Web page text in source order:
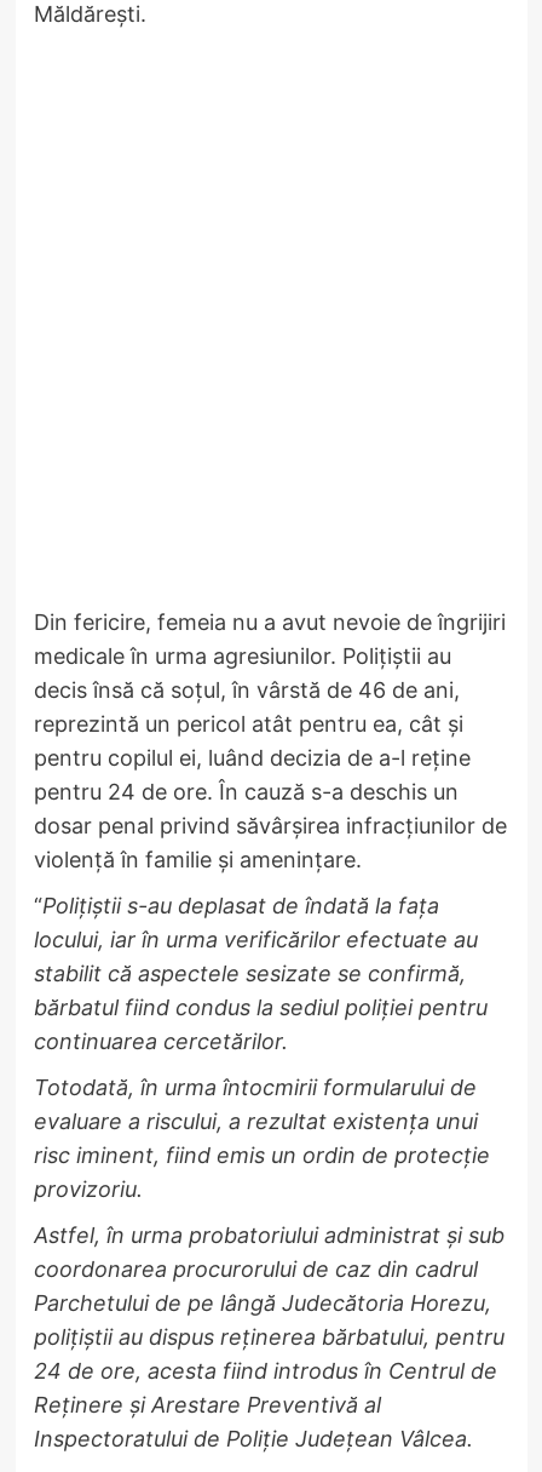
Măldărești.
Din fericire, femeia nu a avut nevoie de îngrijiri
medicale în urma agresiunilor. Polițiștii au
decis însă că soțul, în vârstă de 46 de ani,
reprezintă un pericol atât pentru ea, cât și
pentru copilul ei, luând decizia de a-l reține
pentru 24 de ore. În cauză s-a deschis un
dosar penal privind săvârșirea infracțiunilor de
violență în familie și amenințare.
“Polițiștii s-au deplasat de îndată la fața
locului, iar în urma verificărilor efectuate au
stabilit că aspectele sesizate se confirmă,
bărbatul fiind condus la sediul poliției pentru
continuarea cercetărilor.
Totodată, în urma întocmirii formularului de
evaluare a riscului, a rezultat existența unui
risc iminent, fiind emis un ordin de protecție
provizoriu.
Astfel, în urma probatoriului administrat și sub
coordonarea procurorului de caz din cadrul
Parchetului de pe lângă Judecătoria Horezu,
polițiștii au dispus reținerea bărbatului, pentru
24 de ore, acesta fiind introdus în Centrul de
Reținere și Arestare Preventivă al
Inspectoratului de Poliție Județean Vâlcea.